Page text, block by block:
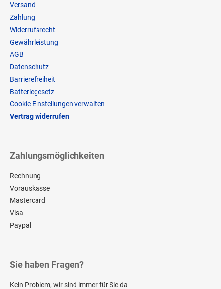
Versand
Zahlung
Widerrufsrecht
Gewährleistung
AGB
Datenschutz
Barrierefreiheit
Batteriegesetz
Cookie Einstellungen verwalten
Vertrag widerrufen
Zahlungsmöglichkeiten
Rechnung
Vorauskasse
Mastercard
Visa
Paypal
Sie haben Fragen?
Kein Problem, wir sind immer für Sie da